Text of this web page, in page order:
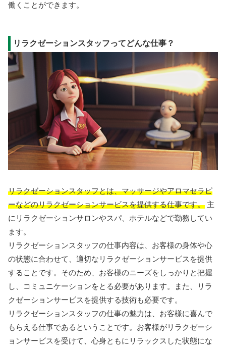
働くことができます。
リラクゼーションスタッフってどんな仕事？
リラクゼーションスタッフとは、マッサージやアロマセラピ
ーなどのリラクゼーションサービスを提供する仕事です。 主
にリラクゼーションサロンやスパ、ホテルなどで勤務してい
ます。
リラクゼーションスタッフの仕事内容は、お客様の身体や心
の状態に合わせて、適切なリラクゼーションサービスを提供
することです。そのため、お客様のニーズをしっかりと把握
し、コミュニケーションをとる必要があります。また、リラ
クゼーションサービスを提供する技術も必要です。
リラクゼーションスタッフの仕事の魅力は、お客様に喜んで
もらえる仕事であるということです。お客様がリラクゼーシ
ョンサービスを受けて、心身ともにリラックスした状態にな